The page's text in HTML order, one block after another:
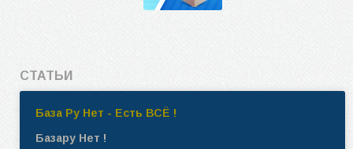
СТАТЬИ
База Ру Нет - Есть ВСЁ !
Базару Нет !